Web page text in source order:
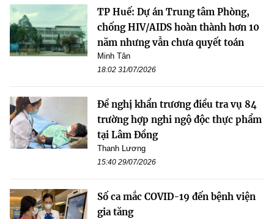
TP Huế: Dự án Trung tâm Phòng,
chống HIV/AIDS hoàn thành hơn 10
năm nhưng vẫn chưa quyết toán
Minh Tân
18:02 31/07/2026
Đề nghị khẩn trương điều tra vụ 84
trường hợp nghi ngộ độc thực phẩm
tại Lâm Đồng
Thanh Lương
15:40 29/07/2026
Số ca mắc COVID-19 đến bệnh viện
gia tăng